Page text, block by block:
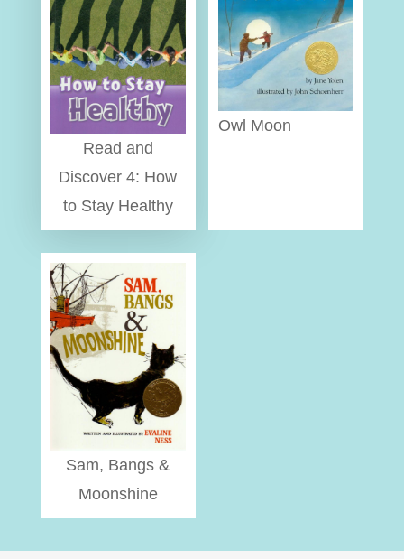
Read and
Discover 4: How
to Stay Healthy
Owl Moon
Sam, Bangs &
Moonshine